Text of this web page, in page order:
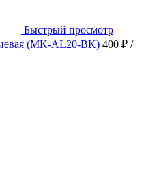
Быстрый просмотр
(MK-AL20-BK) 400 ₽ /